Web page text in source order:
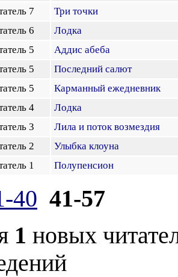
7
Три точки
6
Лодка
5
Аддис абеба
5
Последний салют
5
Карманный ежедневник
4
Лодка
3
Лила и поток возмездия
2
Улыбка клоуна
1
Полупенсион
40 41-57
1 новых